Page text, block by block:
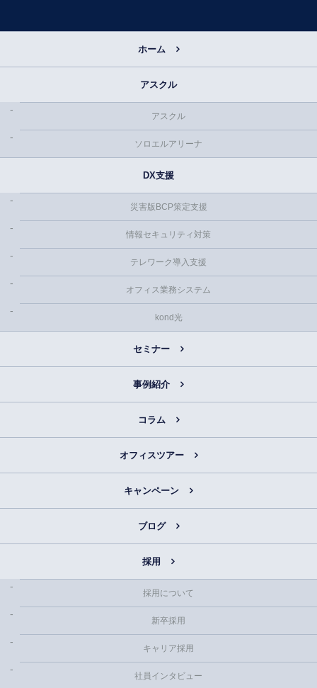
ホーム
アスクル
アスクル
ソロエルアリーナ
DX支援
災害版BCP策定支援
情報セキュリティ対策
テレワーク導入支援
オフィス業務システム
kond光
セミナー
事例紹介
コラム
オフィスツアー
キャンペーン
ブログ
採用
採用について
新卒採用
キャリア採用
社員インタビュー